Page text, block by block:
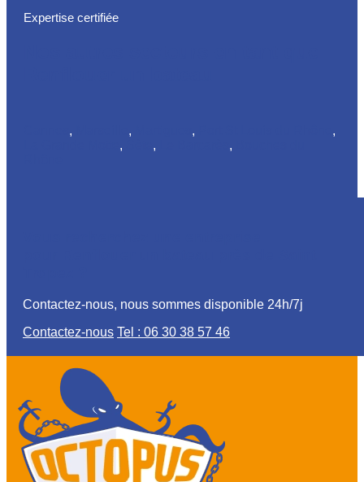
Expertise certifiée
, , ,
,
, , ,
Contactez-nous, nous sommes disponible 24h/7j
Contactez-nous Tel : 06 30 38 57 46